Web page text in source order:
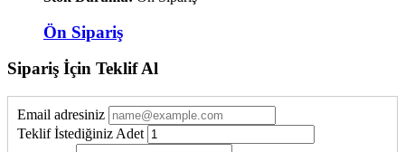
Ön Sipariş
Sipariş İçin Teklif Al
Email adresiniz
Teklif İstediğiniz Adet